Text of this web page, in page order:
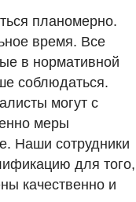
планомерно.
время. Все
в нормативной
соблюдаться.
могут с
меры
Наши сотрудники
для того,
качественно и